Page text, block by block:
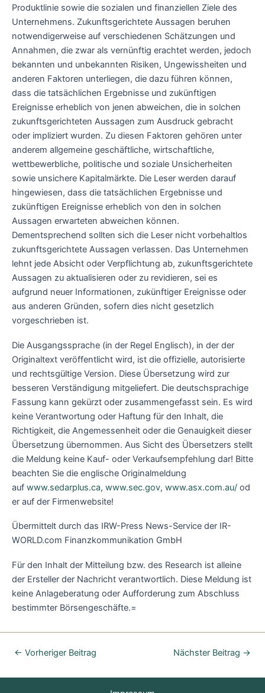
Produktlinie sowie die sozialen und finanziellen Ziele des
Unternehmens. Zukunftsgerichtete Aussagen beruhen
notwendigerweise auf verschiedenen Schätzungen und
Annahmen, die zwar als vernünftig erachtet werden, jedoch
bekannten und unbekannten Risiken, Ungewissheiten und
anderen Faktoren unterliegen, die dazu führen können,
dass die tatsächlichen Ergebnisse und zukünftigen
Ereignisse erheblich von jenen abweichen, die in solchen
zukunftsgerichteten Aussagen zum Ausdruck gebracht
oder impliziert wurden. Zu diesen Faktoren gehören unter
anderem allgemeine geschäftliche, wirtschaftliche,
wettbewerbliche, politische und soziale Unsicherheiten
sowie unsichere Kapitalmärkte. Die Leser werden darauf
hingewiesen, dass die tatsächlichen Ergebnisse und
zukünftigen Ereignisse erheblich von den in solchen
Aussagen erwarteten abweichen können.
Dementsprechend sollten sich die Leser nicht vorbehaltlos
zukunftsgerichtete Aussagen verlassen. Das Unternehmen
lehnt jede Absicht oder Verpflichtung ab, zukunftsgerichtete
Aussagen zu aktualisieren oder zu revidieren, sei es
aufgrund neuer Informationen, zukünftiger Ereignisse oder
aus anderen Gründen, sofern dies nicht gesetzlich
vorgeschrieben ist.
Die Ausgangssprache (in der Regel Englisch), in der der
Originaltext veröffentlicht wird, ist die offizielle, autorisierte
und rechtsgültige Version. Diese Übersetzung wird zur
besseren Verständigung mitgeliefert. Die deutschsprachige
Fassung kann gekürzt oder zusammengefasst sein. Es wird
keine Verantwortung oder Haftung für den Inhalt, die
Richtigkeit, die Angemessenheit oder die Genauigkeit dieser
Übersetzung übernommen. Aus Sicht des Übersetzers stellt
die Meldung keine Kauf- oder Verkaufsempfehlung dar! Bitte
beachten Sie die englische Originalmeldung
auf www.sedarplus.ca, www.sec.gov, www.asx.com.au/ od
er auf der Firmenwebsite!
Übermittelt durch das IRW-Press News-Service der IR-
WORLD.com Finanzkommunikation GmbH
Für den Inhalt der Mitteilung bzw. des Research ist alleine
der Ersteller der Nachricht verantwortlich. Diese Meldung ist
keine Anlageberatung oder Aufforderung zum Abschluss
bestimmter Börsengeschäfte.=
← Vorheriger Beitrag Nächster Beitrag →